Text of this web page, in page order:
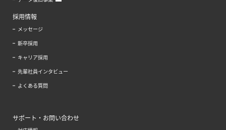
採用情報
メッセージ
新卒採用
キャリア採用
先輩社員インタビュー
よくある質問
サポート・お問い合わせ